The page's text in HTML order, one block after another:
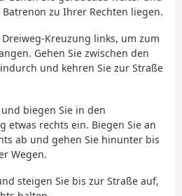
Batrenon zu Ihrer Rechten liegen.
Kreuzung links, um zum
Gehen Sie zwischen den
und kehren Sie zur Straße
biegen Sie in den
etwas rechts ein. Biegen Sie an
ab und gehen Sie hinunter bis
Wegen.
steigen Sie bis zur Straße auf,